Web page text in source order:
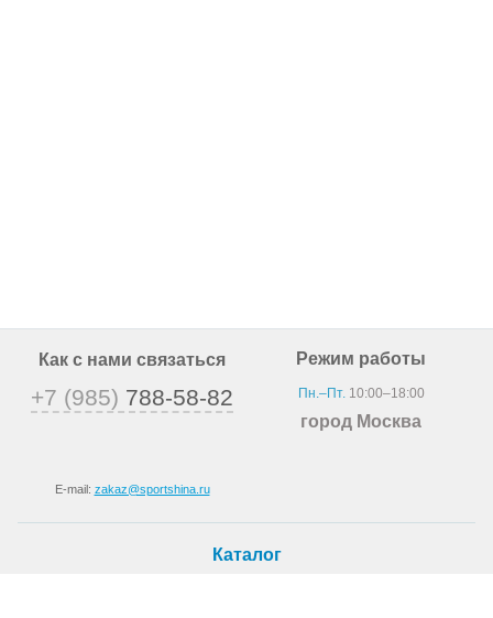
Как с нами связаться
+7 (985) 788-58-82
E-mail: zakaz@sportshina.ru
Режим работы
Пн.–Пт.10:00–18:00
город Москва
Каталог